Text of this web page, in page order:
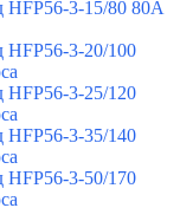
3-15/80 80А
3-20/100
3-25/120
3-35/140
3-50/170